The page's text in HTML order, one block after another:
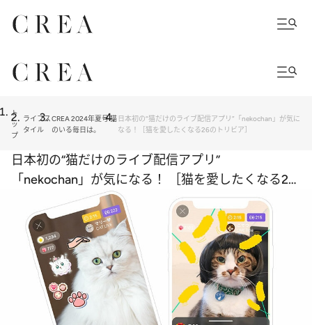
ト
ッ
プ
ライフス
タイル
CREA 2024年夏号 猫
のいる毎日は。
日本初の“猫だけのライブ配信アプリ”「nekochan」が気に
なる！［猫を愛したくなる26のトリビア］
日本初の“猫だけのライブ配信アプリ”
「nekochan」が気になる！ ［猫を愛したくなる26
のトリビア］